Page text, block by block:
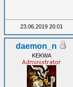
23.06.2019 20:01
daemon_n
KEKWA